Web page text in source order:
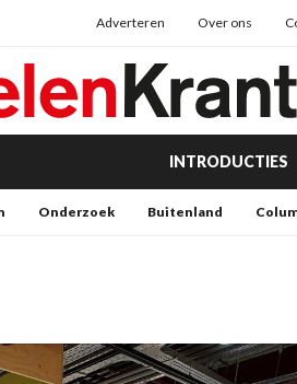
Adverteren Over ons
INTRODUCTIES
Onderzoek Buitenland